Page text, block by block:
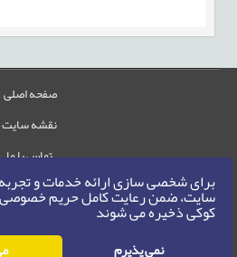
برای شخصی سازی ارائه خدمات و
سایت، ضمن رعایت کامل حریم خصوصی،
کوکی ذخیره می شوند
نمی پذیرم
صفحه اصلی
نقشه سایت
تماس با ما
حقوق این وب‌سایت
حق